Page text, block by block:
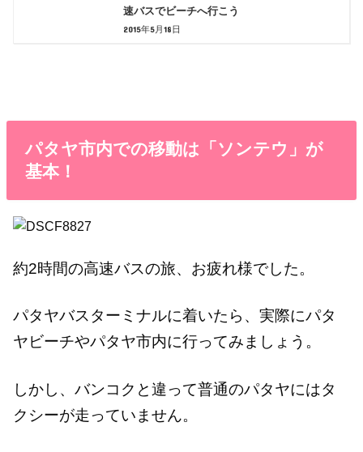
速バスでビーチへ行こう
2015年5月18日
パタヤ市内での移動は「ソンテウ」が
基本！
約2時間の高速バスの旅、お疲れ様でした。
パタヤバスターミナルに着いたら、実際にパタ
ヤビーチやパタヤ市内に行ってみましょう。
しかし、バンコクと違って普通のパタヤにはタ
クシーが走っていません。